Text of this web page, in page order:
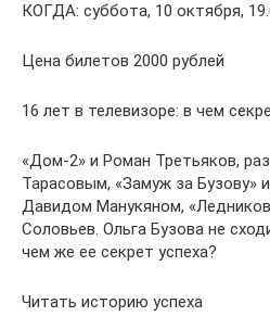
КОГДА: суббота, 10 октября,
Цена билетов 2000 рублей
16 лет в телевизоре: в чем
«Дом-2» и Роман Третьяков,
Тарасовым, «Замуж за Бузову»
Давидом Манукяном,
Соловьев. Ольга Бузова не
чем же ее секрет успеха?
Читать историю успеха